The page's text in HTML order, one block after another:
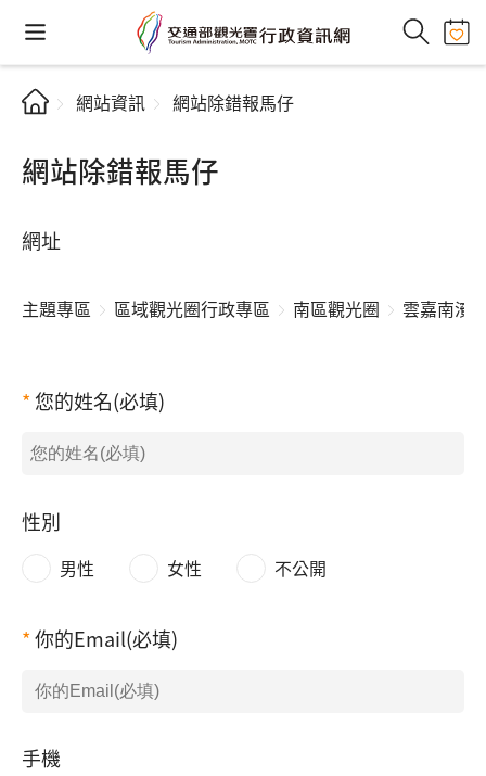
網站資訊 網站除錯報馬仔
網站除錯報馬仔
網址
主題專區 區域觀光圈行政專區 南區觀光圈 雲嘉南濱
您的姓名(必填)
性別
男性 女性 不公開
你的Email(必填)
手機